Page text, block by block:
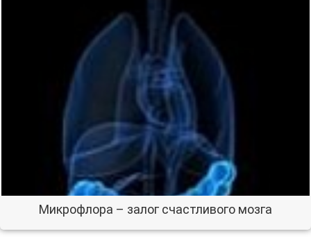
Микрофлора – залог счастливого мозга